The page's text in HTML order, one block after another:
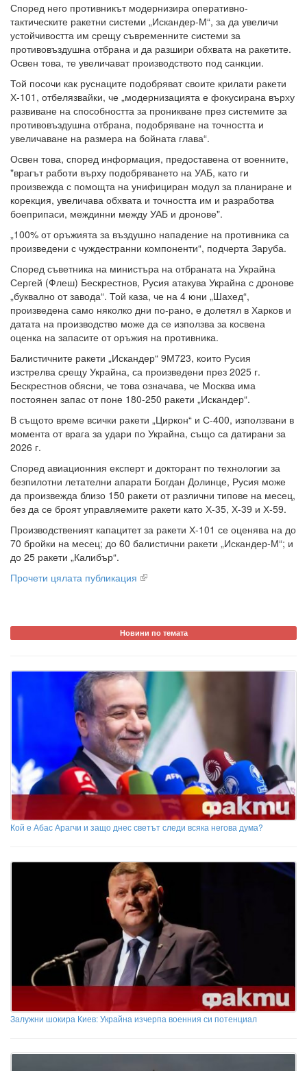
Според него противникът модернизира оперативно-
тактическите ракетни системи „Искандер-М“, за да увеличи
устойчивостта им срещу съвременните системи за
противовъздушна отбрана и да разшири обхвата на ракетите.
Освен това, те увеличават производството под санкции.
Той посочи как руснаците подобряват своите крилати ракети
Х-101, отбелязвайки, че „модернизацията е фокусирана върху
развиване на способността за проникване през системите за
противовъздушна отбрана, подобряване на точността и
увеличаване на размера на бойната глава“.
Освен това, според информация, предоставена от военните,
"врагът работи върху подобряването на УАБ, като ги
произвежда с помощта на унифициран модул за планиране и
корекция, увеличава обхвата и точността им и разработва
боеприпаси, междинни между УАБ и дронове".
„100% от оръжията за въздушно нападение на противника са
произведени с чуждестранни компоненти“, подчерта Заруба.
Според съветника на министъра на отбраната на Украйна
Сергей (Флеш) Бескрестнов, Русия атакува Украйна с дронове
„буквално от завода“. Той каза, че на 4 юни „Шахед“,
произведена само няколко дни по-рано, е долетял в Харков и
датата на производство може да се използва за косвена
оценка на запасите от оръжия на противника.
Балистичните ракети „Искандер“ 9М723, които Русия
изстрелва срещу Украйна, са произведени през 2025 г.
Бескрестнов обясни, че това означава, че Москва има
постоянен запас от поне 180-250 ракети „Искандер“.
В същото време всички ракети „Циркон“ и С-400, използвани в
момента от врага за удари по Украйна, също са датирани за
2026 г.
Според авиационния експерт и докторант по технологии за
безпилотни летателни апарати Богдан Долинце, Русия може
да произвежда близо 150 ракети от различни типове на месец,
без да се броят управляемите ракети като Х-35, Х-39 и Х-59.
Производственият капацитет за ракети Х-101 се оценява на до
70 бройки на месец; до 60 балистични ракети „Искандер-М“; и
до 25 ракети „Калибър“.
Прочети цялата публикация
Новини по темата
Кой е Абас Арагчи и защо днес светът следи всяка негова дума?
Залужни шокира Киев: Украйна изчерпа военния си потенциал